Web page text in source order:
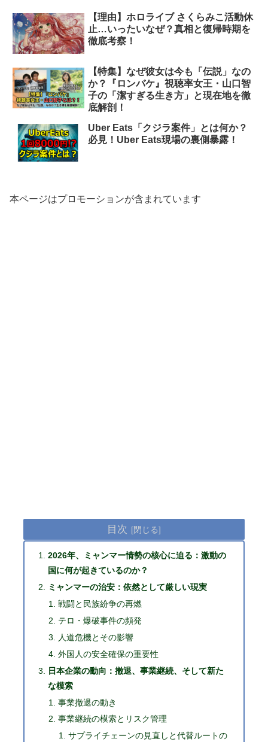
【理由】ホロライブ さくらみこ活動休
止…いったいなぜ？真相と復帰時期を
徹底考察！
【特集】なぜ彼女は今も「伝説」なの
か？『ロンバケ』視聴率女王・山口智
子の「潔すぎる生き方」と現在地を徹
底解剖！
Uber Eats「クジラ案件」とは何か？
必見！Uber Eats現場の裏側暴露！
本ページはプロモーションが含まれています
目次
2026年、ミャンマー情勢の核心に迫る：激動の
国に何が起きているのか？
ミャンマーの治安：依然として厳しい現実
戦闘と民族紛争の再燃
テロ・爆破事件の頻発
人道危機とその影響
外国人の安全確保の重要性
日本企業の動向：撤退、事業継続、そして新た
な模索
事業撤退の動き
事業継続の模索とリスク管理
サプライチェーンの見直しと代替ルートの